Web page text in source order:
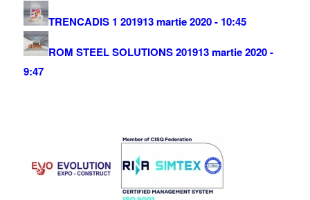
TRENCADIS 1 201913 martie 2020 - 10:45
ROM STEEL SOLUTIONS 201913 martie 2020 -
9:47